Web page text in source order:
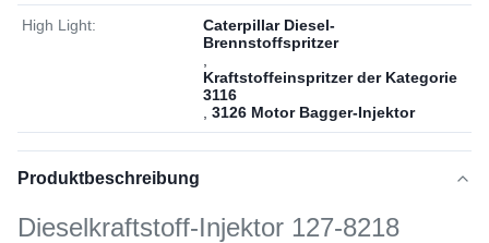
High Light:
Caterpillar Diesel-
Brennstoffspritzer
Kraftstoffeinspritzer der Kategorie
3116
3126 Motor Bagger-Injektor
Produktbeschreibung
Dieselkraftstoff-Injektor 127-8218